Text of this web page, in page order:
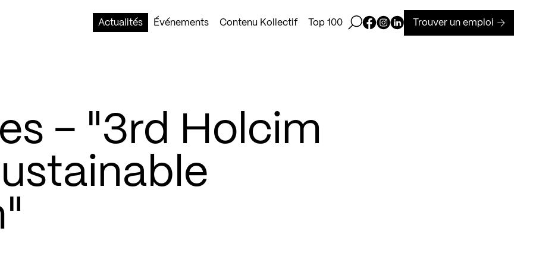
Actualités
Événements Contenu Kollectif Top 100 Ouvrir la barre de recherche
Page Facebook de Kollectif
Page Instagram de Kollectif
Page Linkedin de Kollectif
Trouver un emploi
– "3rd Holcim